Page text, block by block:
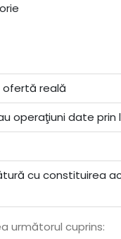
ofertă reală
operaţiuni date prin
cu constituirea
următorul cuprins: